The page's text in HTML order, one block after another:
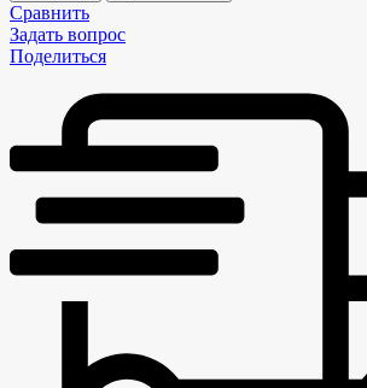
Сравнить
Задать вопрос
Поделиться